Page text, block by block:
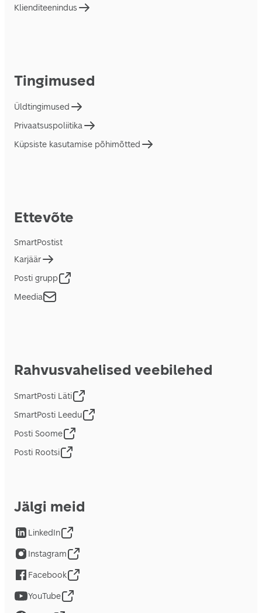
Klienditeenindus
Tingimused
Üldtingimused
Privaatsuspoliitika
Küpsiste kasutamise põhimõtted
Ettevõte
SmartPostist
Karjäär
Posti grupp
Meedia
Rahvusvahelised veebilehed
SmartPosti Läti
SmartPosti Leedu
Posti Soome
Posti Rootsi
Jälgi meid
LinkedIn
Instagram
Facebook
YouTube